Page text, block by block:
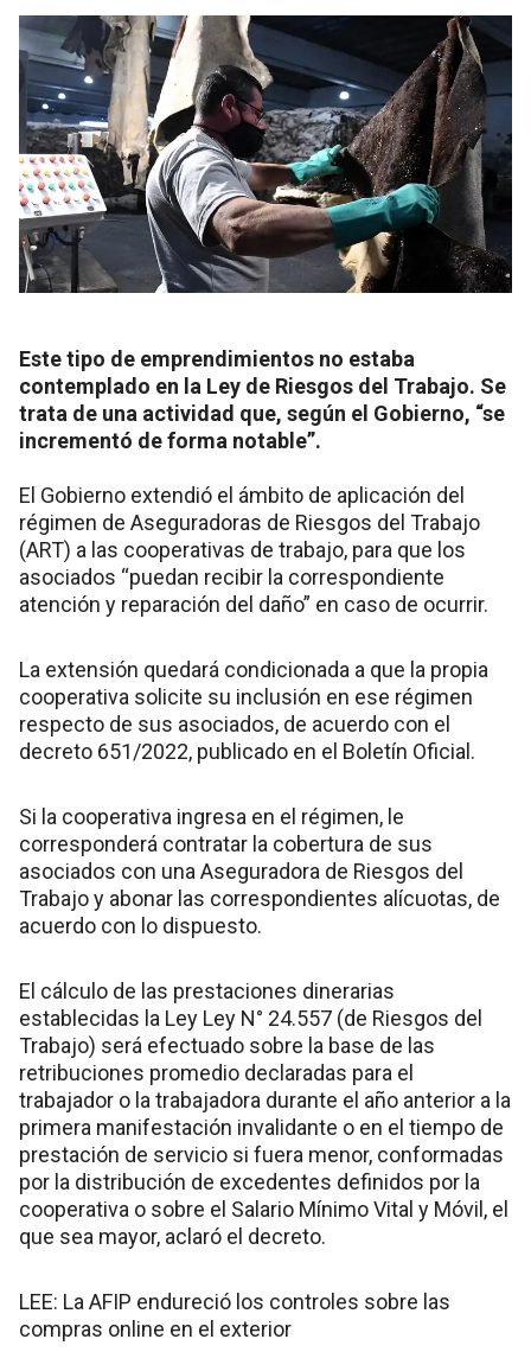
Este tipo de emprendimientos no estaba
contemplado en la Ley de Riesgos del Trabajo. Se
trata de una actividad que, según el Gobierno, “se
incrementó de forma notable”.
El Gobierno extendió el ámbito de aplicación del
régimen de Aseguradoras de Riesgos del Trabajo
(ART) a las cooperativas de trabajo, para que los
asociados “puedan recibir la correspondiente
atención y reparación del daño” en caso de ocurrir.
La extensión quedará condicionada a que la propia
cooperativa solicite su inclusión en ese régimen
respecto de sus asociados, de acuerdo con el
decreto 651/2022, publicado en el Boletín Oficial.
Si la cooperativa ingresa en el régimen, le
corresponderá contratar la cobertura de sus
asociados con una Aseguradora de Riesgos del
Trabajo y abonar las correspondientes alícuotas, de
acuerdo con lo dispuesto.
El cálculo de las prestaciones dinerarias
establecidas la Ley Ley N° 24.557 (de Riesgos del
Trabajo) será efectuado sobre la base de las
retribuciones promedio declaradas para el
trabajador o la trabajadora durante el año anterior a la
primera manifestación invalidante o en el tiempo de
prestación de servicio si fuera menor, conformadas
por la distribución de excedentes definidos por la
cooperativa o sobre el Salario Mínimo Vital y Móvil, el
que sea mayor, aclaró el decreto.
LEE: La AFIP endureció los controles sobre las
compras online en el exterior